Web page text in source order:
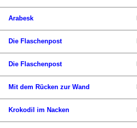
Arabesk
Die Flaschenpost
Die Flaschenpost
Mit dem Rücken zur Wand
Krokodil im Nacken